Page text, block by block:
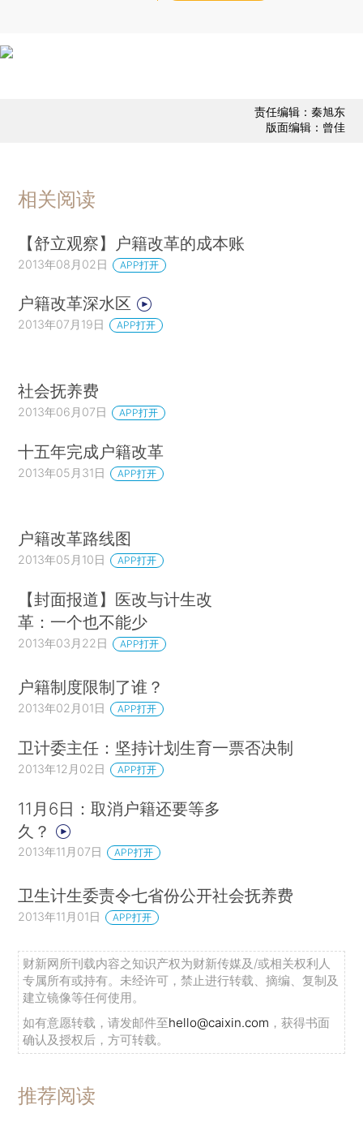
责任编辑：秦旭东
版面编辑：曾佳
相关阅读
【舒立观察】户籍改革的成本账
2013年08月02日 APP打开
户籍改革深水区
2013年07月19日 APP打开
社会抚养费
2013年06月07日 APP打开
十五年完成户籍改革
2013年05月31日 APP打开
户籍改革路线图
2013年05月10日 APP打开
【封面报道】医改与计生改
革：一个也不能少
2013年03月22日 APP打开
户籍制度限制了谁？
2013年02月01日 APP打开
卫计委主任：坚持计划生育一票否决制
2013年12月02日 APP打开
11月6日：取消户籍还要等多
久？
2013年11月07日 APP打开
卫生计生委责令七省份公开社会抚养费
2013年11月01日 APP打开
财新网所刊载内容之知识产权为财新传媒及/或相关权利人
专属所有或持有。未经许可，禁止进行转载、摘编、复制及
建立镜像等任何使用。
如有意愿转载，请发邮件至hello@caixin.com ，获得书面
确认及授权后，方可转载。
推荐阅读